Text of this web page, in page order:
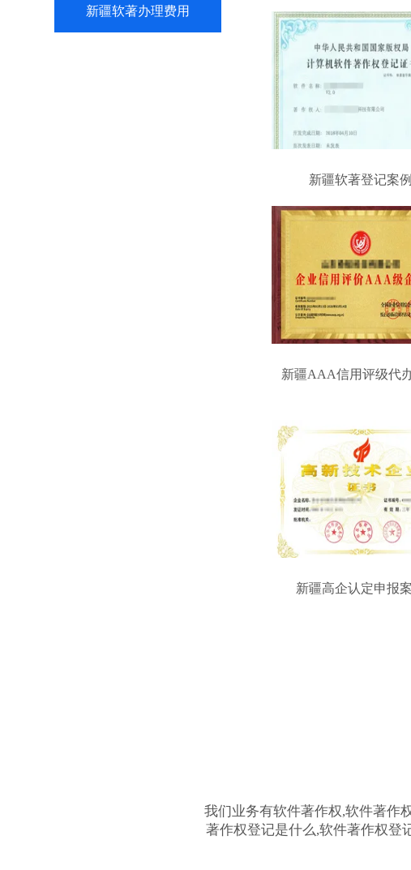
新疆软著办理费用
新疆软著登记案例
新疆AAA信用评级代
新疆高企认定申报
我们业务有软件著作权,软件著作
著作权登记是什么,软件著作权登